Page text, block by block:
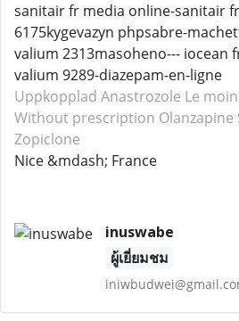
sanitair fr media online-sanitair
6175kygevazyn phpsabre-
valium 2313masoheno--- iocean
valium 9289-diazepam-en-ligne
Uppkopplad Anastrozole Le
Without prescription Olanzapine
Zopiclone
Nice &mdash; France
inuswabe
ผู้เยี่ยมชม